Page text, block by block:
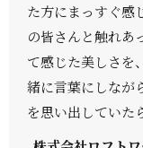
た方にまっすぐ感
の皆さんと触れあ
て感じた美しさを
緒に言葉にしなが
を思い出していた